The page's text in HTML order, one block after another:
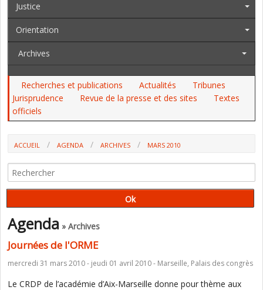
Justice
Orientation
Archives
Recherches et publications Actualités
Tribunes
Jurisprudence
Revue de la presse et des sites
Textes
officiels
ACCUEIL AGENDA ARCHIVES MARS 2010
Agenda » Archives
Journées de l'ORME
mercredi 31 mars 2010 - jeudi 01 avril 2010 - Marseille, Palais des congrès
Le CRDP de l’académie d’Aix-Marseille donne pour thème aux